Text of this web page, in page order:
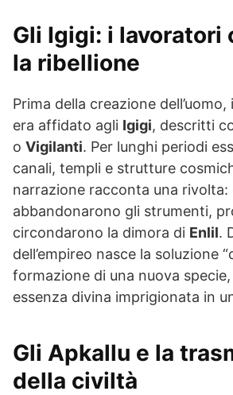
Gli Igigi: i lavoratori
la ribellione
Prima della creazione
era affidato agli Igigi, descritti
o Vigilanti. Per lunghi periodi
canali, templi e strutture
narrazione racconta una rivolta:
abbandonarono gli strumenti,
circondarono la dimora di Enlil.
dell’empireo nasce la soluzione
formazione di una nuova specie,
essenza divina imprigionata in
Gli Apkallu e la
della civiltà